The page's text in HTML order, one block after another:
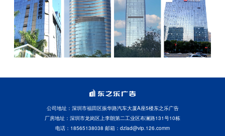
公司地址：深圳市福田区振华路汽车大厦A座5楼东之乐广告
厂房地址：深圳市龙岗区上李朗第二工业区布澜路131号10栋
电话：18565138038 邮箱：dzlad@vip.126.comm